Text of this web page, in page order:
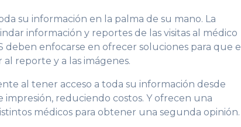
su información en la palma de su mano. La
información y reportes de las visitas al médico
deben enfocarse en ofrecer soluciones para que el
reporte y a las imágenes.
al tener acceso a toda su información desde
reduciendo costos. Y ofrecen una
médicos para obtener una segunda opinión.